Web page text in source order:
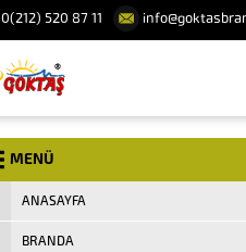
0(212) 520 87 11
MENÜ
ANASAYFA
BRANDA